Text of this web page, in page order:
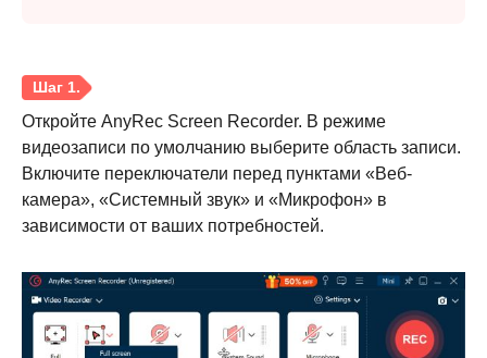
Откройте AnyRec Screen Recorder. В режиме
видеозаписи по умолчанию выберите область записи.
Включите переключатели перед пунктами «Веб-
камера», «Системный звук» и «Микрофон» в
зависимости от ваших потребностей.